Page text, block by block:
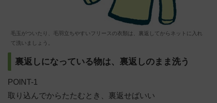
毛玉がついたり、毛羽立ちやすいフリースの衣類は、裏返してからネットに入れ
て洗いましょう。
裏返しになっている物は、裏返しのまま洗う
POINT-1
取り込んでからたたむとき、裏返せばいい